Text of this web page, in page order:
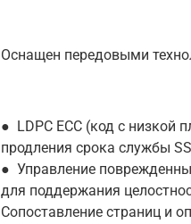
Оснащен передовыми
● LDPC ECC (код с низкой
продления срока службы
● Управление
для поддержания
Сопоставление страниц и